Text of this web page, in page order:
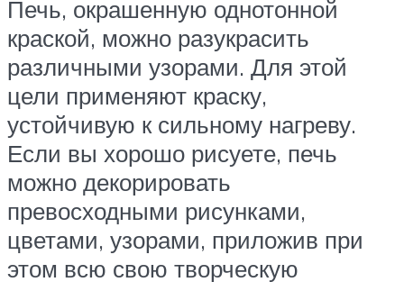
Печь, окрашенную однотонной
краской, можно разукрасить
различными узорами. Для этой
цели применяют краску,
устойчивую к сильному нагреву.
Если вы хорошо рисуете, печь
можно декорировать
превосходными рисунками,
цветами, узорами, приложив при
этом всю свою творческую